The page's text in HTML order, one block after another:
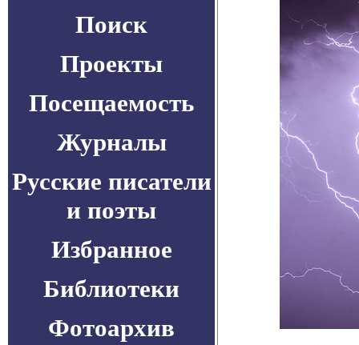
Поиск
Проекты
Посещаемость
Журналы
Русские писатели
и поэты
Избранное
Библиотеки
Фотоархив